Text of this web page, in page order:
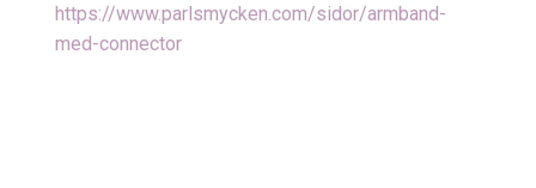
https://www.parlsmycken.com/sidor/armband-
med-connector